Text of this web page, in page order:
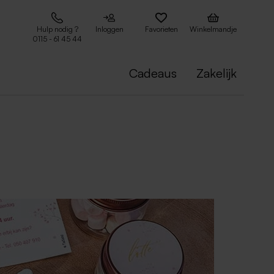
Hulp nodig ?
0115 - 61 45 44
Inloggen Favorieten Winkelmandje
Cadeaus Zakelijk